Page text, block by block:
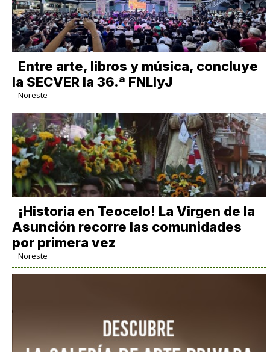
Entre arte, libros y música, concluye
la SECVER la 36.ª FNLIyJ
Noreste
​¡Historia en Teocelo! La Virgen de la
Asunción recorre las comunidades
por primera vez
Noreste